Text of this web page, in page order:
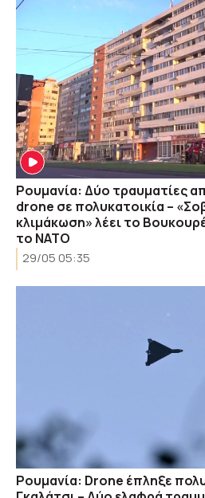
Ρουμανία: Δύο τραυματίες
drone σε πολυκατοικία –
κλιμάκωση» λέει το
το ΝΑΤΟ
29/05 05:35
Ρουμανία: Drone έπληξε